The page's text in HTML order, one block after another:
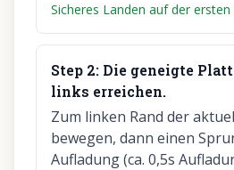
Sicheres Landen auf der
Step 2: Die geneigte
links erreichen.
Zum linken Rand der
bewegen, dann einen
Aufladung (ca. 0,5s